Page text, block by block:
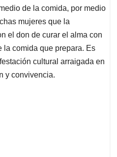
de la comida, por medio
mujeres que la
el don de curar el alma con
la comida que prepara. Es
cultural arraigada en
y convivencia.